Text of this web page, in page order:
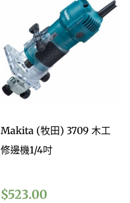
Makita (牧田) 3709 木工
修邊機1/4吋
$523.00